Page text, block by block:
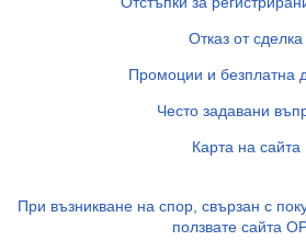
Отказ от сделка
Промоции и безплатна
Често задавани
Карта на сайта
При възникване на спор, свързан с
ползвате сайта